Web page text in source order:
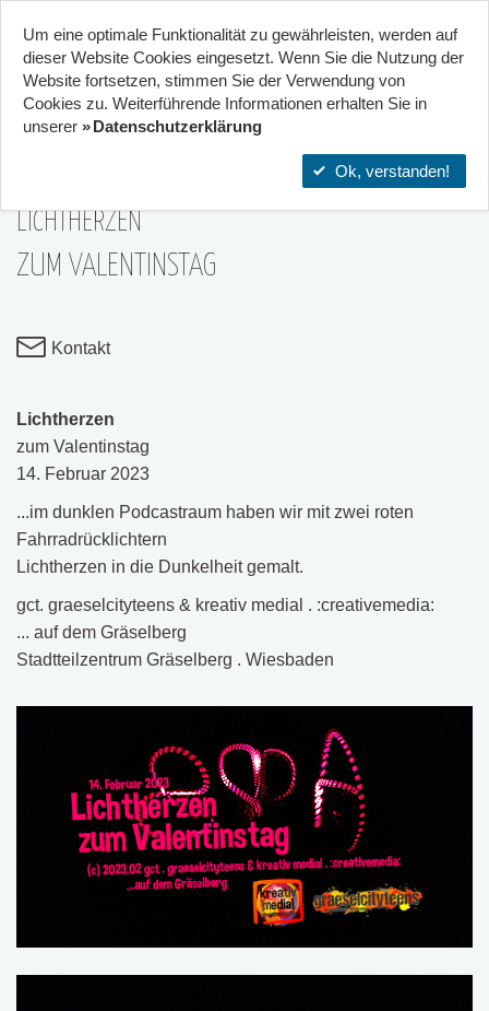
Start Projekte Orte
LICHTHERZEN
ZUM VALENTINSTAG
23
Stadtteilzentrum Gräselberg .
Kontakt
Lichtherzen
zum Valentinstag
14. Februar 2023
...im dunklen Podcastraum haben wir mit zwei roten
Fahrradrücklichtern
Lichtherzen in die Dunkelheit gemalt.
gct. graeselcityteens & kreativ medial . :creativemedia:
... auf dem Gräselberg
Stadtteilzentrum Gräselberg . Wiesbaden
Um eine optimale Funktionalität zu gewährleisten, werden auf
dieser Website Cookies eingesetzt. Wenn Sie die Nutzung der
Website fort­setzen, stimmen Sie der Verwendung von
Cookies zu. Weiterführende Informationen erhalten Sie in
unserer
Datenschutzerklärung
Ok, verstanden!